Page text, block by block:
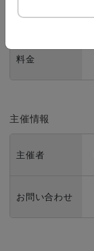
料金
主催情報
主催者
お問い合わせ